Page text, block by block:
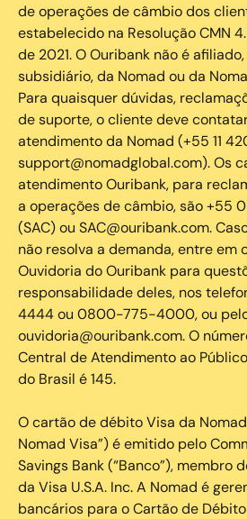
de operações de câmbio dos
estabelecido na Resolução CMN
de 2021. O Ouribank não é
subsidiário, da Nomad ou da
Para quaisquer dúvidas,
de suporte, o cliente deve
atendimento da Nomad (+55 11
support@nomadglobal.com). Os
atendimento Ouribank, para
a operações de câmbio, são
(SAC) ou SAC@ouribank.com.
não resolva a demanda, entre em
Ouvidoria do Ouribank para
responsabilidade deles, nos
4444 ou 0800-775-4000, ou
ouvidoria@ouribank.com. O
Central de Atendimento ao
do Brasil é 145.
O cartão de débito Visa da
Nomad Visa”) é emitido pelo
Savings Bank (“Banco”), membro
da Visa U.S.A. Inc. A Nomad é
bancários para o Cartão de